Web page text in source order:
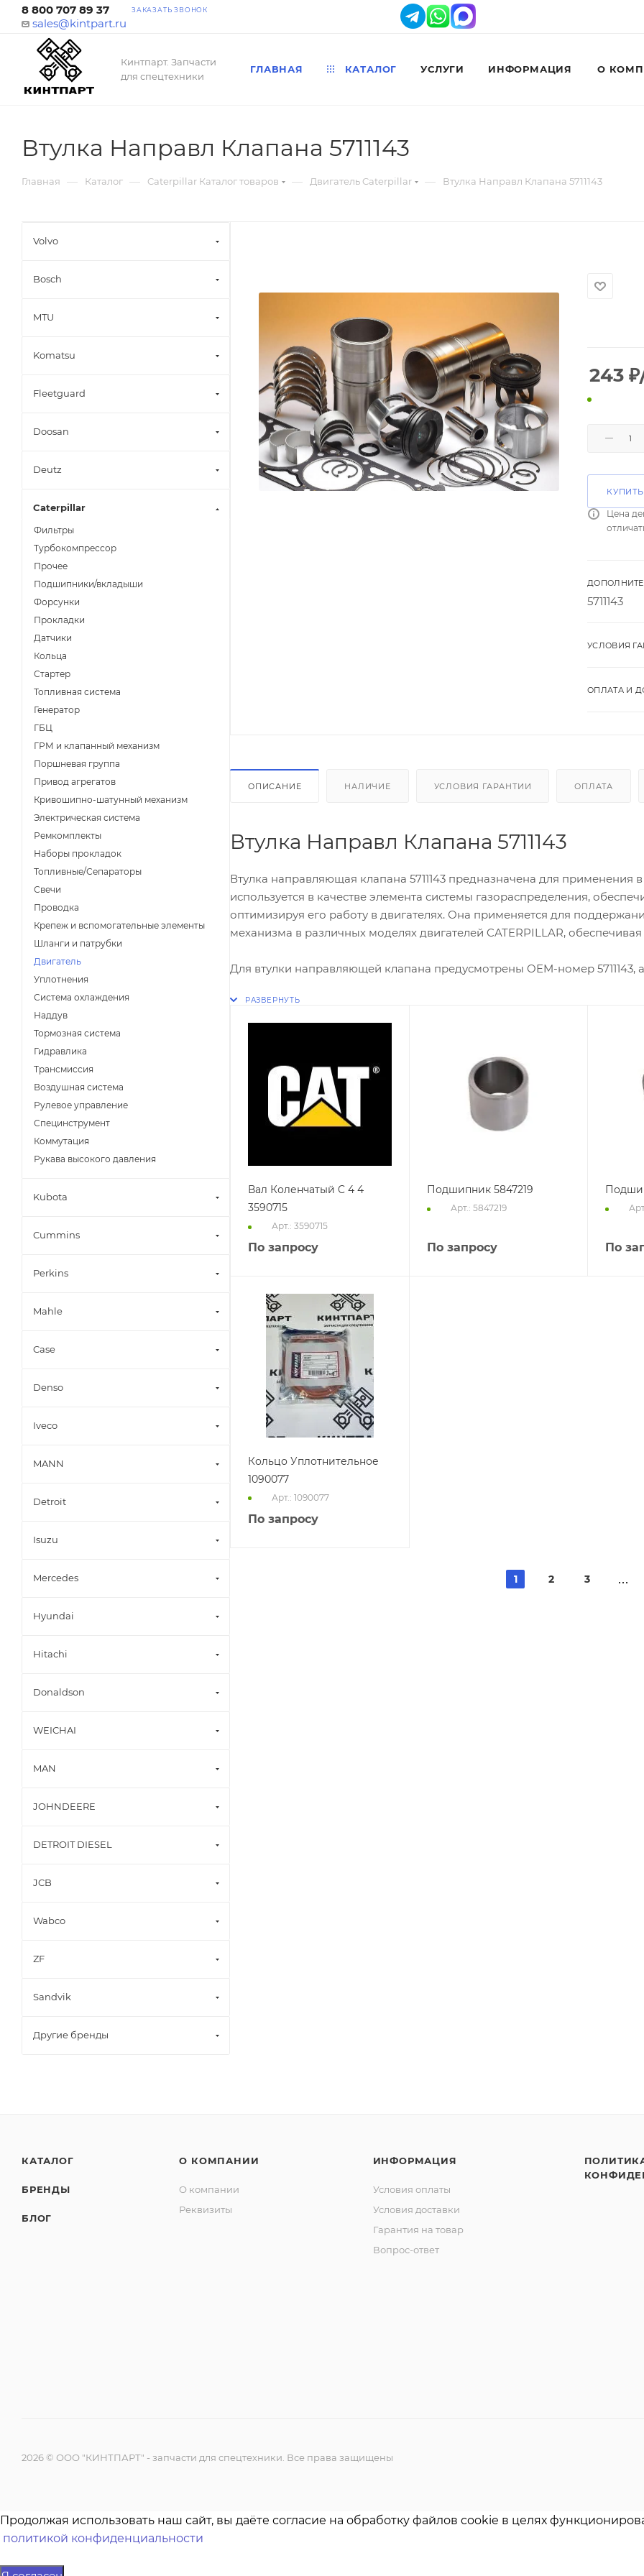
8 800 707 89 37 ЗАКАЗАТЬ ЗВОНОК
sales@kintpart.ru
Кинтпарт. Запчасти
для спецтехники
ГЛАВНАЯ КАТАЛОГ УСЛУГИ ИНФОРМАЦИЯ О
Втулка Направл Клапана 5711143
Главная — Каталог — Caterpillar Каталог товаров — Двигатель Caterpillar — Втулка Направл Клапана 5711143
243 ₽
Цена
5711143
УСЛОВИЯ
ОПЛАТА И
ОПИСАНИЕ НАЛИЧИЕ УСЛОВИЯ ГАРАНТИИ ОПЛАТА
Втулка Направл Клапана 5711143
Втулка направляющая клапана 5711143 предназначена для применения
используется в качестве элемента системы газораспределения,
оптимизируя его работу в двигателях. Она применяется для
механизма в различных моделях двигателей CATERPILLAR,
Для втулки направляющей клапана предусмотрены OEM-номер
Вал Коленчатый C 4 4
3590715
Арт.: 3590715
По запросу
Подшипник 5847219
Арт.: 5847219
По запросу По
Кольцо Уплотнительное
1090077
Арт.: 1090077
По запросу
1 2 3
Volvo
Bosch
MTU
Komatsu
Fleetguard
Doosan
Deutz
Caterpillar
Фильтры
Турбокомпрессор
Прочее
Подшипники/вкладыши
Форсунки
Прокладки
Датчики
Кольца
Стартер
Топливная система
Генератор
ГБЦ
ГРМ и клапанный механизм
Поршневая группа
Привод агрегатов
Кривошипно-шатунный механизм
Электрическая система
Ремкомплекты
Наборы прокладок
Топливные/Сепараторы
Свечи
Проводка
Крепеж и вспомогательные элементы
Шланги и патрубки
Двигатель
Уплотнения
Система охлаждения
Наддув
Тормозная система
Гидравлика
Трансмиссия
Воздушная система
Рулевое управление
Специнструмент
Коммутация
Рукава высокого давления
Kubota
Cummins
Perkins
Mahle
Case
Denso
Iveco
MANN
Detroit
Isuzu
Mercedes
Hyundai
Hitachi
Donaldson
WEICHAI
MAN
JOHNDEERE
DETROIT DIESEL
JCB
Wabco
ZF
Sandvik
Другие бренды
КАТАЛОГ
БРЕНДЫ
БЛОГ
О КОМПАНИИ
О компании
Реквизиты
ИНФОРМАЦИЯ
Условия оплаты
Условия доставки
Гарантия на товар
Вопрос-ответ
2026 © ООО "КИНТПАРТ" - запчасти для спецтехники. Все права защищены
Продолжая использовать наш сайт, вы даёте согласие на обработку файлов cookie в целях
политикой конфиденциальности